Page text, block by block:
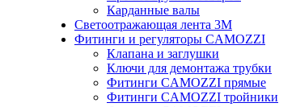
Карданные валы
Светоотражающая лента 3М
Фитинги и регуляторы CAMOZZI
Клапана и заглушки
Ключи для демонтажа трубки
Фитинги CAMOZZI прямые
Фитинги CAMOZZI тройники